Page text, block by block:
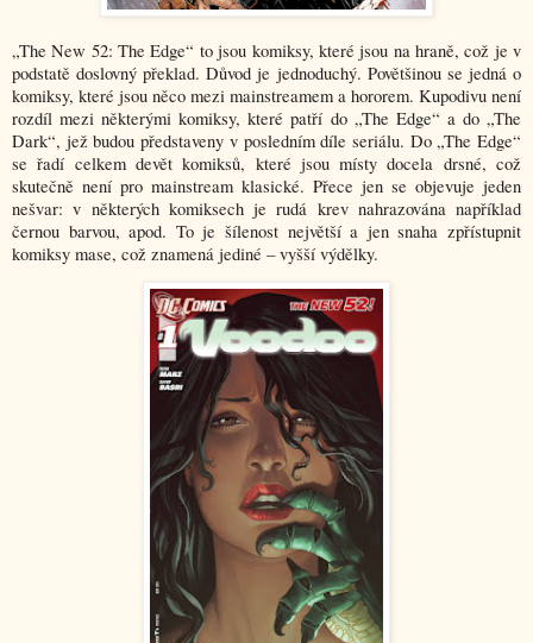
„The New 52: The Edge“ to jsou komiksy, které jsou na hraně, což je v
podstatě doslovný překlad. Důvod je jednoduchý. Povětšinou se jedná o
komiksy, které jsou něco mezi mainstreamem a hororem. Kupodivu není
rozdíl mezi některými komiksy, které patří do „The Edge“ a do „The
Dark“, jež budou představeny v posledním díle seriálu. Do „The Edge“
se řadí celkem devět komiksů, které jsou místy docela drsné, což
skutečně není pro mainstream klasické. Přece jen se objevuje jeden
nešvar: v některých komiksech je rudá krev nahrazována například
černou barvou, apod. To je šílenost největší a jen snaha zpřístupnit
komiksy mase, což znamená jediné – vyšší výdělky.